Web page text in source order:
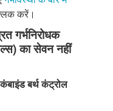
करें।
गर्भनिरोधक
का सेवन नहीं
बर्थ कंट्रोल